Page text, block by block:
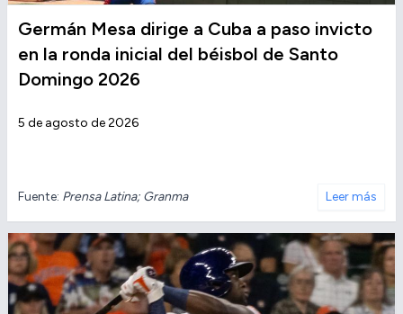
Germán Mesa dirige a Cuba a paso invicto
en la ronda inicial del béisbol de Santo
Domingo 2026
5 de agosto de 2026
Fuente: Prensa Latina; Granma Leer más